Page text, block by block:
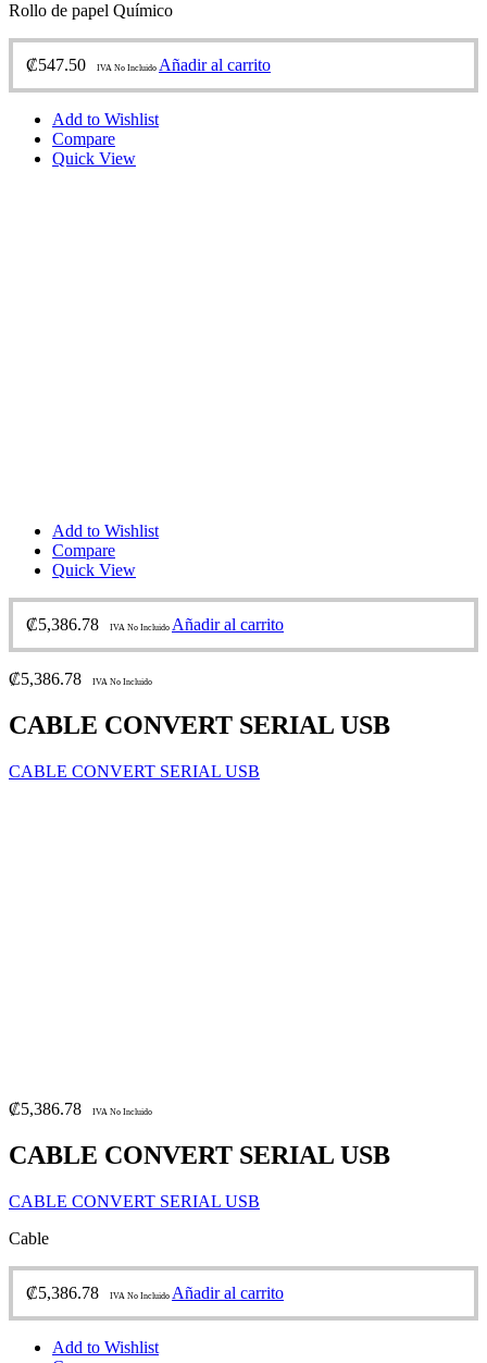
Rollo de papel Químico
₡547.50 IVA No Incluido Añadir al carrito
Add to Wishlist
Compare
Quick View
Add to Wishlist
Compare
Quick View
₡5,386.78 IVA No Incluido Añadir al carrito
₡5,386.78 IVA No Incluido
CABLE CONVERT SERIAL USB
CABLE CONVERT SERIAL USB
₡5,386.78 IVA No Incluido
CABLE CONVERT SERIAL USB
CABLE CONVERT SERIAL USB
Cable
₡5,386.78 IVA No Incluido Añadir al carrito
Add to Wishlist